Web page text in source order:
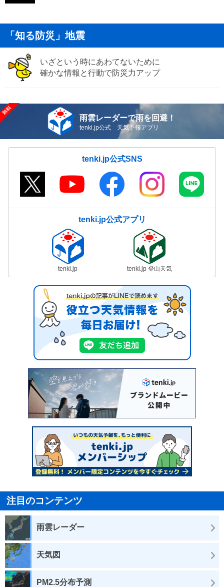
「知る防災」地震
いざという時にあわてないために
確かな情報と行動で防災力アップ
雨雲レーダーで雨を回避！
tenki.jp公式 天気予報アプリ
tenki.jp公式SNS
tenki.jp公式アプリ
tenki.jp tenki.jp 登山天気
注目のコンテンツ
雨雲レーダー
天気図
PM2.5分布予測